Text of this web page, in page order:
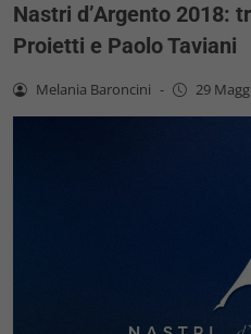
Nastri d’Argento 2018:
Proietti e Paolo Taviani
Melania Baroncini - 29